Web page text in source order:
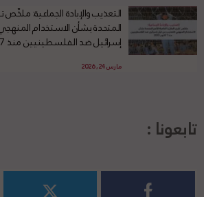
التعذيب والإبادة الجماعية: ملخّص
المتحدة بشأن الاستخدام
إسرائيل ضد الفلسطينيين منذ 7 أكتوبر 2023
مارس 24, 2026
تابعونا :